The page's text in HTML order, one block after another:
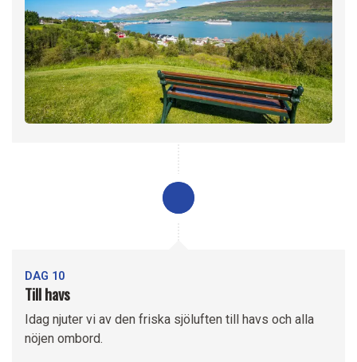
DAG 10
Till havs
Idag njuter vi av den friska sjöluften till havs och alla
nöjen ombord.